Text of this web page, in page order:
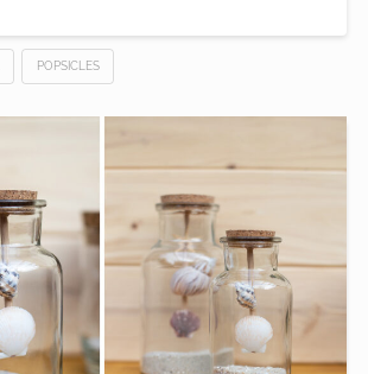
POPSICLES